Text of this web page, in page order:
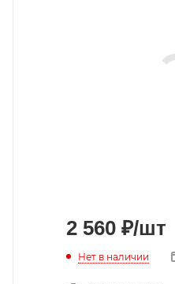
2 560 ₽/шт
Нет в наличии